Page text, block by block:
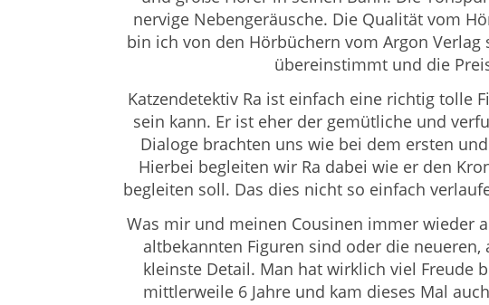
nervige Nebengeräusche. Die Qualität vom
bin ich von den Hörbüchern vom Argon
übereinstimmt und die
Katzendetektiv Ra ist einfach eine richtig tolle
sein kann. Er ist eher der gemütliche und
Dialoge brachten uns wie bei dem ersten
Hierbei begleiten wir Ra dabei wie er den
begleiten soll. Das dies nicht so einfach
Was mir und meinen Cousinen immer wieder
altbekannten Figuren sind oder die
kleinste Detail. Man hat wirklich viel Freude
mittlerweile 6 Jahre und kam dieses Mal